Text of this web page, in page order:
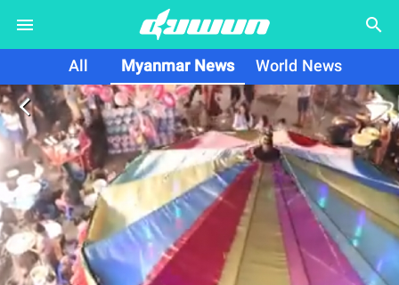
search
All Myanmar News World News
arrow_back_ios